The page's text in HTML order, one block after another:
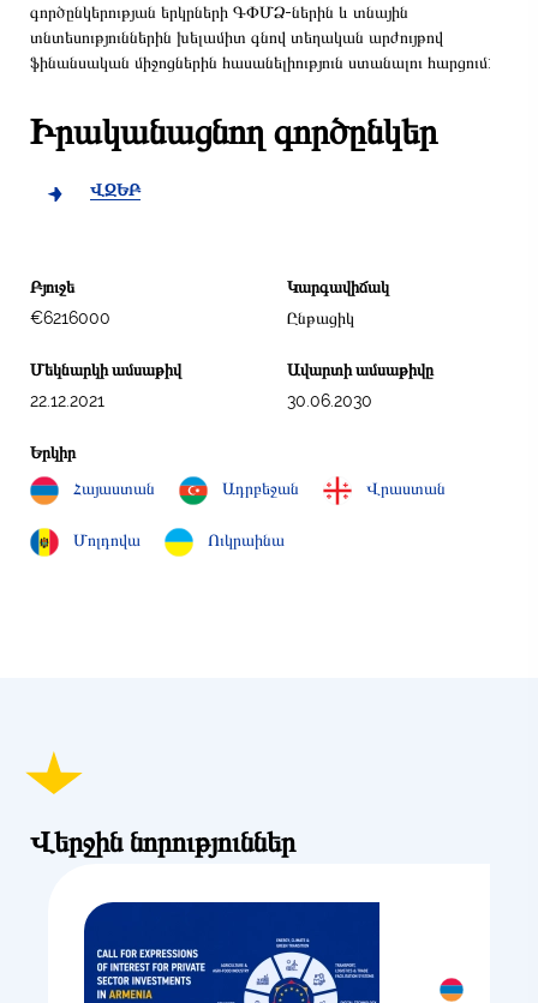
գործընկերության երկրների ԳՓՄՁ-ներին և տնային
տնտեսություններին խելամիտ գնով տեղական արժույթով
ֆինանսական միջոցներին հասանելիություն ստանալու հարցում:
Իրականացնող գործընկեր
ՎԶԵԲ
Բյուջե
€6216000
Կարգավիճակ
Ընթացիկ
Մեկնարկի ամսաթիվ
22.12.2021
Ավարտի ամսաթիվը
30.06.2030
Երկիր
Հայաստան
Ադրբեջան Վրաստան
Մոլդովա Ուկրաինա
Վերջին նորություններ